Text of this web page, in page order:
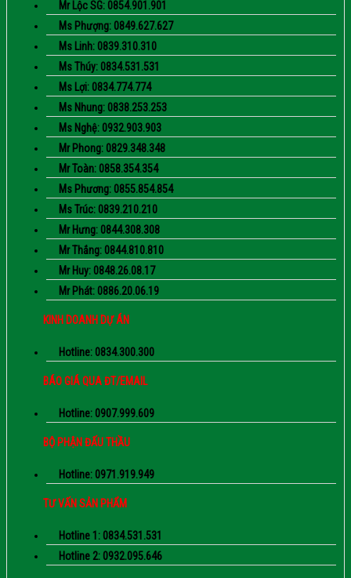
Mr Lộc SG: 0854.901.901
Ms Phượng: 0849.627.627
Ms Linh: 0839.310.310
Ms Thúy: 0834.531.531
Ms Lợi: 0834.774.774
Ms Nhung: 0838.253.253
Ms Nghệ: 0932.903.903
Mr Phong: 0829.348.348
Mr Toàn: 0858.354.354
Ms Phương: 0855.854.854
Ms Trúc: 0839.210.210
Mr Hưng: 0844.308.308
Mr Thắng: 0844.810.810
Mr Huy: 0848.26.08.17
Mr Phát: 0886.20.06.19
KINH DOANH DỰ ÁN
Hotline: 0834.300.300
BÁO GIÁ QUA ĐT/EMAIL
Hotline: 0907.999.609
BỘ PHẬN ĐẤU THẦU
Hotline: 0971.919.949
TƯ VẤN SẢN PHẨM
Hotline 1: 0834.531.531
Hotline 2: 0932.095.646